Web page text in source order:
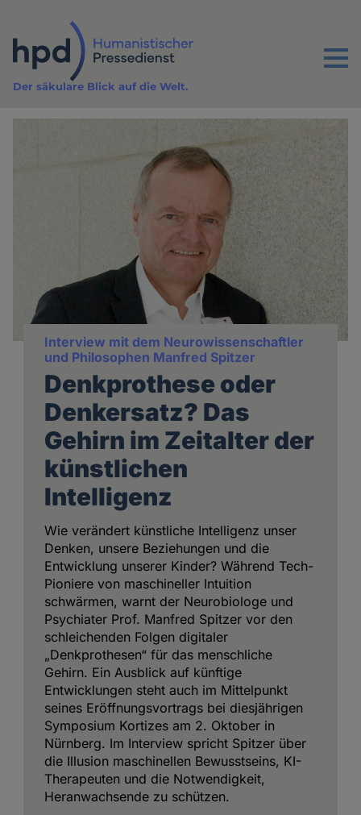
Inhalt
Menu
Der säkulare Blick auf die Welt.
Interview mit dem Neurowissenschaftler
und Philosophen Manfred Spitzer
Denkprothese oder
Denkersatz? Das
Gehirn im Zeitalter der
künstlichen
Intelligenz
Wie verändert künstliche Intelligenz unser
Denken, unsere Beziehungen und die
Entwicklung unserer Kinder? Während Tech-
Pioniere von maschineller Intuition
schwärmen, warnt der Neurobiologe und
Psychiater Prof. Manfred Spitzer vor den
schleichenden Folgen digitaler
„Denkprothesen“ für das menschliche
Gehirn. Ein Ausblick auf künftige
Entwicklungen steht auch im Mittelpunkt
seines Eröffnungsvortrags bei diesjährigen
Symposium Kortizes am 2. Oktober in
Nürnberg. Im Interview spricht Spitzer über
die Illusion maschinellen Bewusstseins, KI-
Therapeuten und die Notwendigkeit,
Heranwachsende zu schützen.